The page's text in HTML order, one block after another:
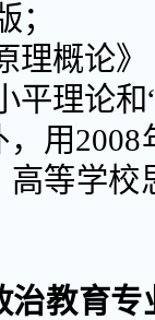
；
理概论》
平理论
，用
等学
治教育